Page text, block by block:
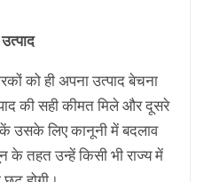
को ही अपना उत्पाद बेचना
की सही कीमत मिले और दूसरे
उसके लिए कानूनी में बदलाव
के तहत उन्हें किसी भी राज्य में